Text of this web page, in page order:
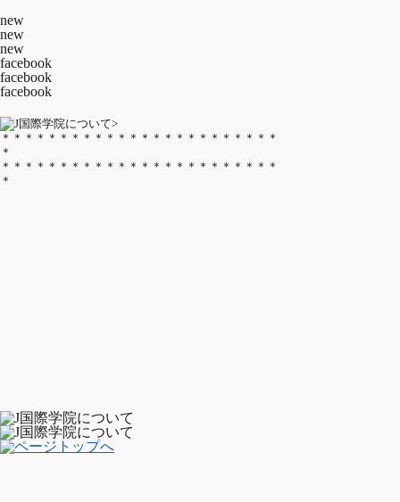
new
new
new
facebook
facebook
facebook
>
＊＊＊＊＊＊＊＊＊＊＊＊＊＊＊＊＊＊＊＊＊＊＊＊
＊
＊＊＊＊＊＊＊＊＊＊＊＊＊＊＊＊＊＊＊＊＊＊＊＊
＊